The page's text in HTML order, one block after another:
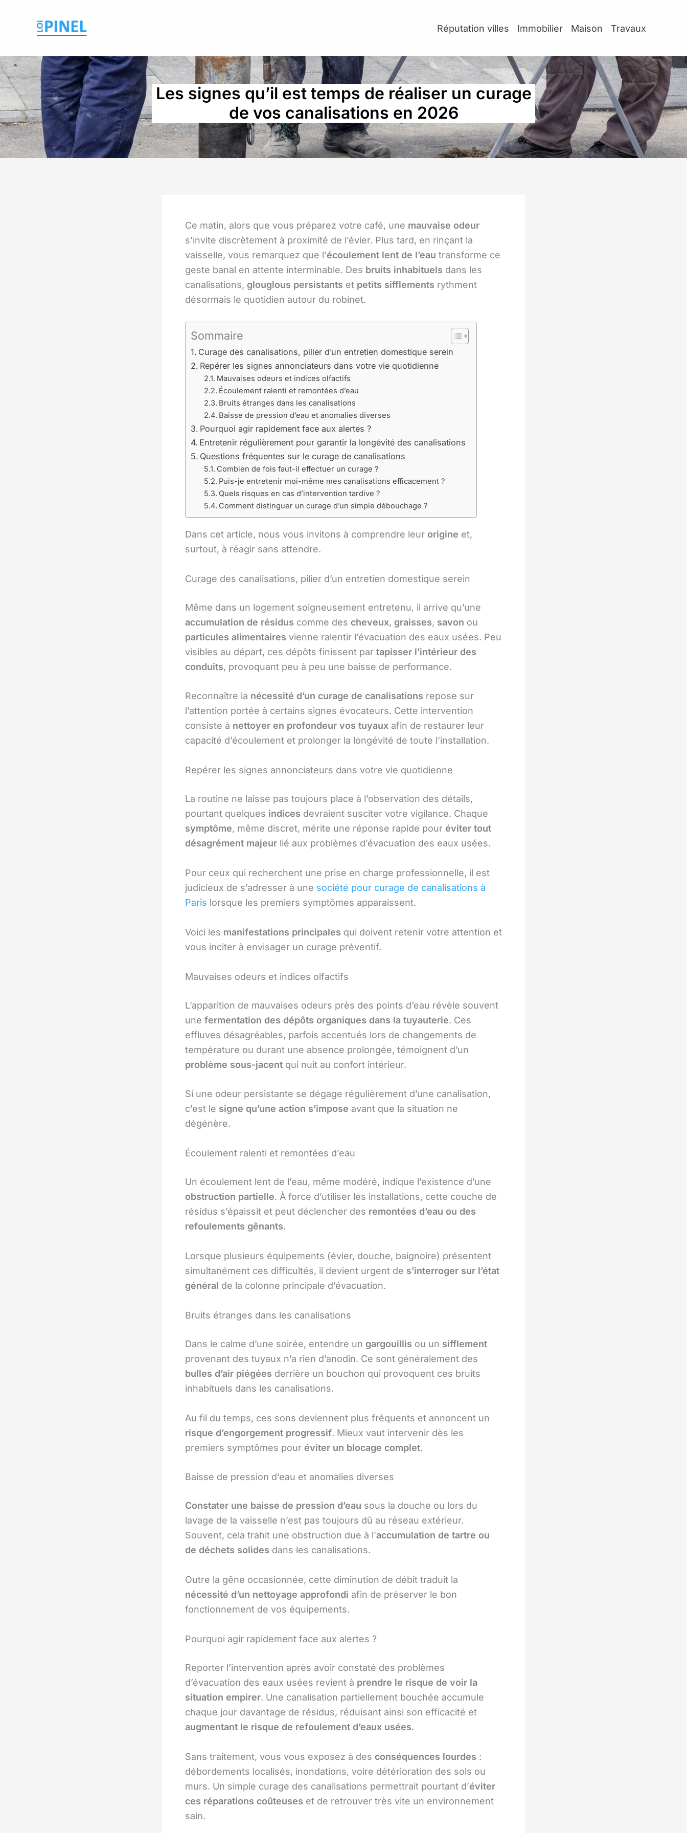
Réputation villes Immobilier Maison Travaux
Les signes qu’il est temps de réaliser un curage
de vos canalisations en 2026
Ce matin, alors que vous préparez votre café, une mauvaise odeur
s’invite discrètement à proximité de l’évier. Plus tard, en rinçant la
vaisselle, vous remarquez que l’écoulement lent de l’eau transforme ce
geste banal en attente interminable. Des bruits inhabituels dans les
canalisations, glouglous persistants et petits sifflements rythment
désormais le quotidien autour du robinet.
Sommaire
Curage des canalisations, pilier d’un entretien domestique serein
Repérer les signes annonciateurs dans votre vie quotidienne
Mauvaises odeurs et indices olfactifs
Écoulement ralenti et remontées d’eau
Bruits étranges dans les canalisations
Baisse de pression d’eau et anomalies diverses
Pourquoi agir rapidement face aux alertes ?
Entretenir régulièrement pour garantir la longévité des canalisations
Questions fréquentes sur le curage de canalisations
Combien de fois faut-il effectuer un curage ?
Puis-je entretenir moi-même mes canalisations efficacement ?
Quels risques en cas d’intervention tardive ?
Comment distinguer un curage d’un simple débouchage ?
Dans cet article, nous vous invitons à comprendre leur origine et,
surtout, à réagir sans attendre.
Curage des canalisations, pilier d’un entretien domestique serein
Même dans un logement soigneusement entretenu, il arrive qu’une
accumulation de résidus comme des cheveux, graisses, savon ou
particules alimentaires vienne ralentir l’évacuation des eaux usées. Peu
visibles au départ, ces dépôts finissent par tapisser l’intérieur des
conduits, provoquant peu à peu une baisse de performance.
Reconnaître la nécessité d’un curage de canalisations repose sur
l’attention portée à certains signes évocateurs. Cette intervention
consiste à nettoyer en profondeur vos tuyaux afin de restaurer leur
capacité d’écoulement et prolonger la longévité de toute l’installation.
Repérer les signes annonciateurs dans votre vie quotidienne
La routine ne laisse pas toujours place à l’observation des détails,
pourtant quelques indices devraient susciter votre vigilance. Chaque
symptôme, même discret, mérite une réponse rapide pour éviter tout
désagrément majeur lié aux problèmes d’évacuation des eaux usées.
Pour ceux qui recherchent une prise en charge professionnelle, il est
judicieux de s’adresser à une société pour curage de canalisations à
Paris lorsque les premiers symptômes apparaissent.
Voici les manifestations principales qui doivent retenir votre attention et
vous inciter à envisager un curage préventif.
Mauvaises odeurs et indices olfactifs
L’apparition de mauvaises odeurs près des points d’eau révèle souvent
une fermentation des dépôts organiques dans la tuyauterie. Ces
effluves désagréables, parfois accentués lors de changements de
température ou durant une absence prolongée, témoignent d’un
problème sous-jacent qui nuit au confort intérieur.
Si une odeur persistante se dégage régulièrement d’une canalisation,
c’est le signe qu’une action s’impose avant que la situation ne
dégénère.
Écoulement ralenti et remontées d’eau
Un écoulement lent de l’eau, même modéré, indique l’existence d’une
obstruction partielle. À force d’utiliser les installations, cette couche de
résidus s’épaissit et peut déclencher des remontées d’eau ou des
refoulements gênants.
Lorsque plusieurs équipements (évier, douche, baignoire) présentent
simultanément ces difficultés, il devient urgent de s’interroger sur l’état
général de la colonne principale d’évacuation.
Bruits étranges dans les canalisations
Dans le calme d’une soirée, entendre un gargouillis ou un sifflement
provenant des tuyaux n’a rien d’anodin. Ce sont généralement des
bulles d’air piégées derrière un bouchon qui provoquent ces bruits
inhabituels dans les canalisations.
Au fil du temps, ces sons deviennent plus fréquents et annoncent un
risque d’engorgement progressif. Mieux vaut intervenir dès les
premiers symptômes pour éviter un blocage complet.
Baisse de pression d’eau et anomalies diverses
Constater une baisse de pression d’eau sous la douche ou lors du
lavage de la vaisselle n’est pas toujours dû au réseau extérieur.
Souvent, cela trahit une obstruction due à l’accumulation de tartre ou
de déchets solides dans les canalisations.
Outre la gêne occasionnée, cette diminution de débit traduit la
nécessité d’un nettoyage approfondi afin de préserver le bon
fonctionnement de vos équipements.
Pourquoi agir rapidement face aux alertes ?
Reporter l’intervention après avoir constaté des problèmes
d’évacuation des eaux usées revient à prendre le risque de voir la
situation empirer. Une canalisation partiellement bouchée accumule
chaque jour davantage de résidus, réduisant ainsi son efficacité et
augmentant le risque de refoulement d’eaux usées.
Sans traitement, vous vous exposez à des conséquences lourdes :
débordements localisés, inondations, voire détérioration des sols ou
murs. Un simple curage des canalisations permettrait pourtant d’éviter
ces réparations coûteuses et de retrouver très vite un environnement
sain.